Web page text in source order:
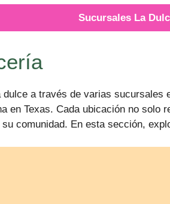
Sucursales La
a través de varias sucursales
en Texas. Cada ubicación no
comunidad. En esta sección,